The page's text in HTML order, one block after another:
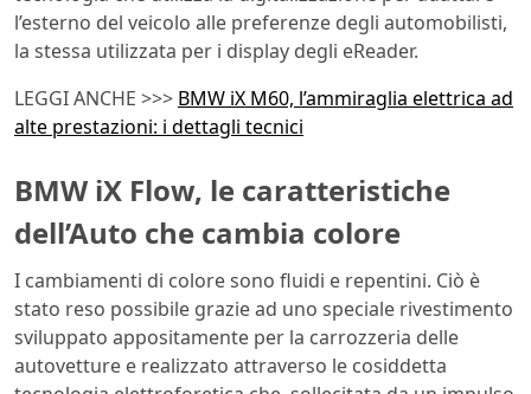
l’esterno del veicolo alle preferenze degli automobilisti,
la stessa utilizzata per i display degli eReader.
LEGGI ANCHE >>> BMW iX M60, l’ammiraglia elettrica ad
alte prestazioni: i dettagli tecnici
BMW iX Flow, le caratteristiche
dell’Auto che cambia colore
I cambiamenti di colore sono fluidi e repentini. Ciò è
stato reso possibile grazie ad uno speciale rivestimento
sviluppato appositamente per la carrozzeria delle
autovetture e realizzato attraverso le cosiddetta